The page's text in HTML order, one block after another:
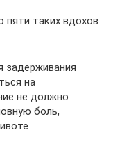
таких вдохов
задерживания
на
не должно
боль,